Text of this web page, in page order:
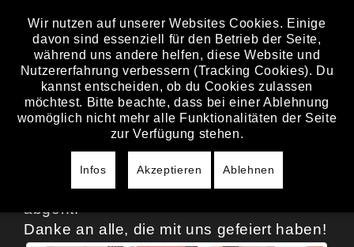
SAMSTAG, 02. MAI 2026
NENZENHEIM
WEINFEST
Nenzenheim, es war uns ein Fest!
Immer wieder unglaublich, was da
abgeht.
Danke an alle, die mit uns gefeiert haben!
Wir nutzen auf unserer Websites Cookies. Einige
davon sind essenziell für den Betrieb der Seite,
während uns andere helfen, diese Website und
Nutzererfahrung verbessern (Tracking Cookies). Du
kannst entscheiden, ob du Cookies zulassen
möchtest. Bitte beachte, dass bei einer Ablehnung
womöglich nicht mehr alle Funktionalitäten der Seite
zur Verfügung stehen.
Infos Akzeptieren Ablehnen